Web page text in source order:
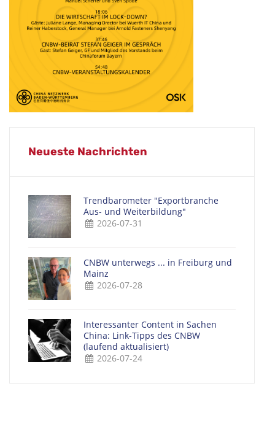
Neueste Nachrichten
Trendbarometer "Exportbranche
Aus- und Weiterbildung"
2026-07-31
CNBW unterwegs ... in Freiburg und
Mainz
2026-07-28
Interessanter Content in Sachen
China: Link-Tipps des CNBW
(laufend aktualisiert)
2026-07-24